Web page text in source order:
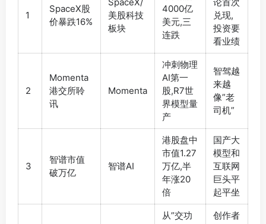
1
SpaceX股
价暴跌16%
美股科技
板块
4000亿
美元,三
连跌
兑现,
投资要
看业绩
2
Momenta
港交所聆
讯
Momenta
冲刺物理
AI第一
股,R7世
界模型量
产
智驾越
来越
像”老
司机”
3
智谱市值
破万亿
智谱AI
港股盘中
市值1.27
万亿,半
年涨20
倍
国产大
模型和
互联网
巨头平
起平坐
从”交功
创作者